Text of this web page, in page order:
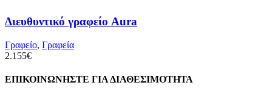
Διευθυντικό γραφείο Aura
Γραφείο, Γραφεία
2.155€
ΕΠΙΚΟΙΝΩΝΗΣΤΕ ΓΙΑ ΔΙΑΘΕΣΙΜΟΤΗΤΑ